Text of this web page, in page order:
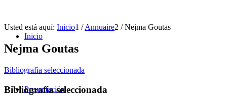
Inicio
Presentación
Usted está aquí: Inicio1 / Annuaire2 / Nejma Goutas
Nejma Goutas
Bibliografía seleccionada
Bibliografía seleccionada